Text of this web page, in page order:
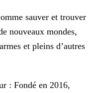
sauver et trouver
nouveaux mondes,
et pleins d’autres
: Fondé en 2016,